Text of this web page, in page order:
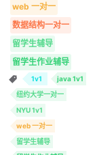
web 一对一
数据结构一对一
留学生辅导
留学生作业辅导
1v1
java 1v1
纽约大学一对一
NYU 1v1
web 一对一
留学生辅导